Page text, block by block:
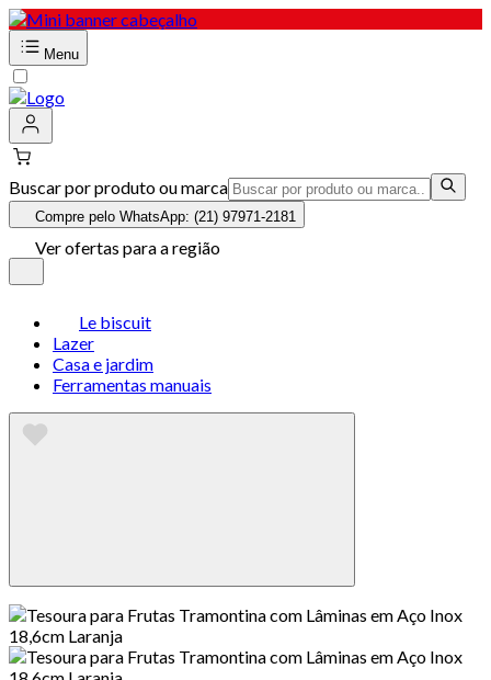
Menu
Buscar por produto ou marca
Compre pelo WhatsApp: (21) 97971-2181
Ver ofertas para a região
Le biscuit
Lazer
Casa e jardim
Ferramentas manuais